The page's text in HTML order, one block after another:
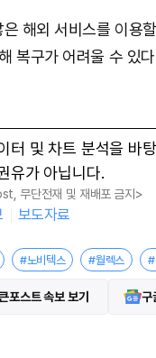
해외 서비스를 이용
복구가 어려울 수 있
터 및 차트 분석을 바
유가 아닙니다.
무단전재 및 재배포 금지>
보도자료
#노비텍스 #월렉스 #
포스트 속보 보기 구